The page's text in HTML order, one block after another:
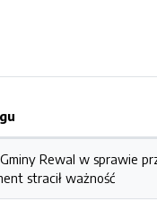
Rewal w sprawie
stracił ważność